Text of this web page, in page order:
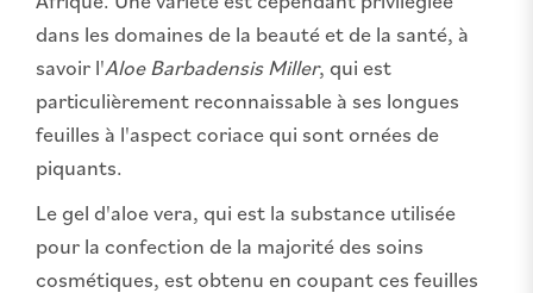
dans les domaines de la beauté et de la santé, à
savoir l'Aloe Barbadensis Miller, qui est
particulièrement reconnaissable à ses longues
feuilles à l'aspect coriace qui sont ornées de
piquants.
Le gel d'aloe vera, qui est la substance utilisée
pour la confection de la majorité des soins
cosmétiques, est obtenu en coupant ces feuilles